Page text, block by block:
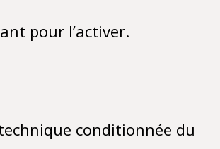
pour l’activer.
conditionnée du